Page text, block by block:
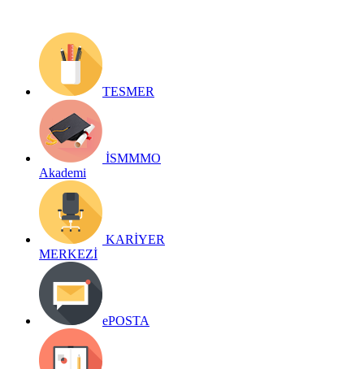
TESMER
İSMMMO
Akademi
KARİYER
MERKEZİ
ePOSTA